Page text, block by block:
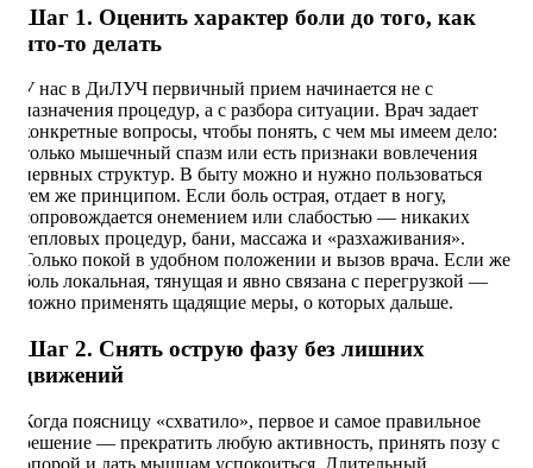
Шаг 1. Оценить характер боли до того, как
что-то делать
У нас в ДиЛУЧ первичный прием начинается не с
назначения процедур, а с разбора ситуации. Врач задает
конкретные вопросы, чтобы понять, с чем мы имеем дело:
только мышечный спазм или есть признаки вовлечения
нервных структур. В быту можно и нужно пользоваться
тем же принципом. Если боль острая, отдает в ногу,
сопровождается онемением или слабостью — никаких
тепловых процедур, бани, массажа и «разхаживания».
Только покой в удобном положении и вызов врача. Если же
боль локальная, тянущая и явно связана с перегрузкой —
можно применять щадящие меры, о которых дальше.
Шаг 2. Снять острую фазу без лишних
движений
Когда поясницу «схватило», первое и самое правильное
решение — прекратить любую активность, принять позу с
опорой и дать мышцам успокоиться. Длительный